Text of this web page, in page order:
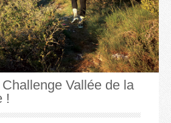
Vallée de la
!